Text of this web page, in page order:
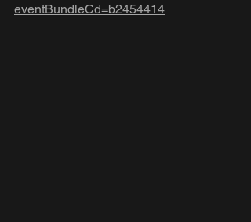
eventBundleCd=b2454414